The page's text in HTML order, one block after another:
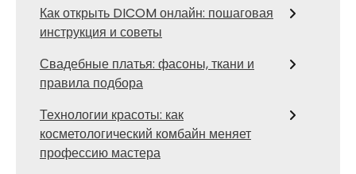
Как открыть DICOM онлайн: пошаговая
инструкция и советы
Свадебные платья: фасоны, ткани и
правила подбора
Технологии красоты: как
косметологический комбайн меняет
профессию мастера